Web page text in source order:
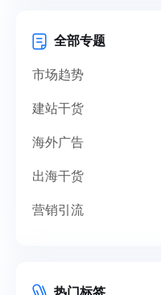
全部专题
市场趋势
建站干货
海外广告
出海干货
营销引流